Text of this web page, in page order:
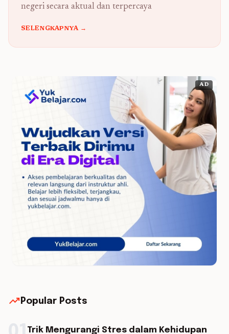
negeri secara aktual dan terpercaya
SELENGKAPNYA →
AD
trending_up Popular Posts
Trik Mengurangi Stres dalam Kehidupan